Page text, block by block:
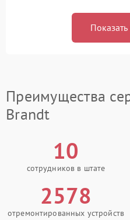
Показать
Преимущества
Brandt
10
сотрудников в штате
2578
отремонтированных устройств